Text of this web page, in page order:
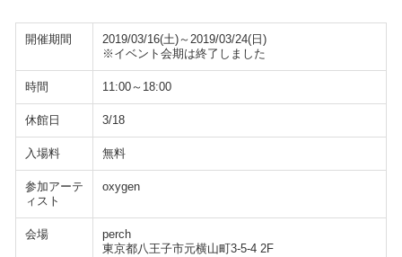
開催期間
2019/03/16(土)～2019/03/24(日)
※イベント会期は終了しました
時間 11:00～18:00
休館日 3/18
入場料 無料
参加アーテ
ィスト
oxygen
会場
perch
東京都八王子市元横山町3-5-4 2F